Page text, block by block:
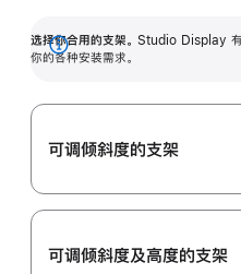
选择你合用的支架。 Studio Display 有
你的各种安装需求。
展
可调倾斜度的支架
可调倾斜度及高‍度的支‍架